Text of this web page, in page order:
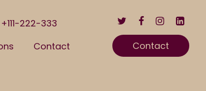
+111-222-333
Contact Contact